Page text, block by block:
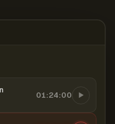
01:24:00